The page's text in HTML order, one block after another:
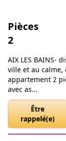
Pièces
2
AIX LES BAINS-
ville et au
appartement 2
avec as...
Être
rappelé(e)